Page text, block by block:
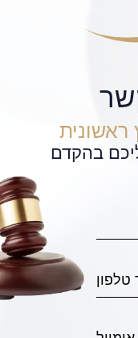
ראשונית
בהקדם